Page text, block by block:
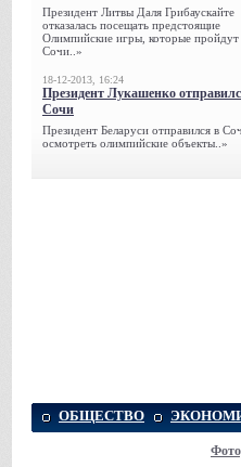
Президент Литвы Даля Грибаускайте
отказалась посещать предстоящие
Олимпийские игры, которые пройдут
Сочи..»
18-12-2013, 16:24
Президент Лукашенко
Сочи
Президент Беларуси отправился в
осмотреть олимпийские объекты..»
ОБЩЕСТВО